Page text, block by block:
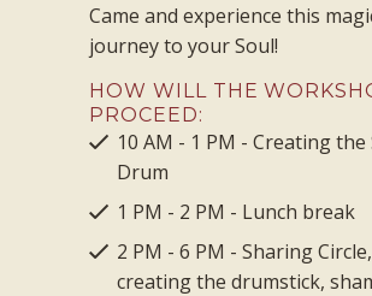
Came and experience this
journey to your Soul!
HOW WILL THE
PROCEED:
10 AM - 1 PM - Creating the
Drum
1 PM - 2 PM - Lunch break
2 PM - 6 PM - Sharing Circle,
creating the drumstick,